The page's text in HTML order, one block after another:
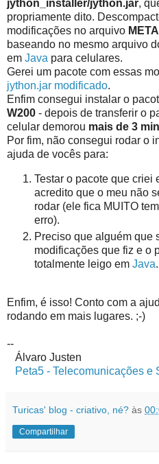
jython_installer/jython.jar,
propriamente dito.
modificações no arquivo
baseando no mesmo arquivo
em Java para celulares.
Gerei um pacote com essas
jython.jar modificado.
Enfim consegui instalar o
W200 - depois de transferir o
celular demorou mais de 3
Por fim, não consegui rodar o
ajuda de vocês para:
Testar o pacote que criei
acredito que o meu não
rodar (ele fica MUITO
erro).
Preciso que alguém que
modificações que fiz e o
totalmente leigo em Java.
Enfim, é isso! Conto com a
rodando em mais lugares. ;-)
--
Álvaro Justen
Peta5 - Telecomunicações e
Turicas' blog - criativo, né? às
Compartilhar